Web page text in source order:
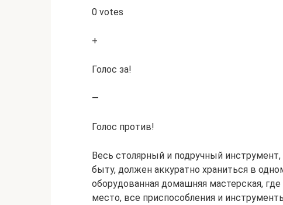
0 votes
+
Голос за!
—
Голос против!
Весь столярный и подручный
быту, должен аккуратно храниться в
оборудованная домашняя мастерская,
место, все приспособления и